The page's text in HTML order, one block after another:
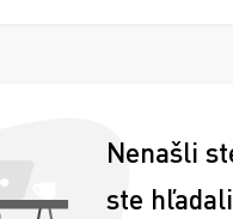
Nenašli
ste